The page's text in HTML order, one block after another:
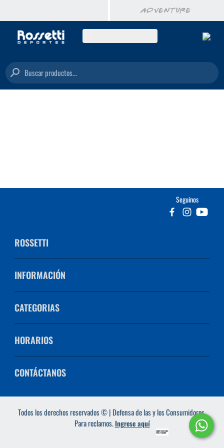
Buscar productos...
Seguinos
ROSSETTI
INFORMACIÓN
CATEGORIAS
HORARIOS
CONTÁCTANOS
Todos los derechos reservados © | Defensa de las y los Consumidores.
Para reclamos.Ingrese aquí